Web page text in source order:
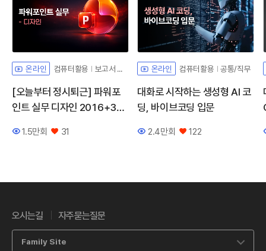
온라인 컴퓨터활용 보고서 디자인
[오늘부터 정시퇴근] 파워포
인트 실무 디자인 2016+36
조회수
1.5만회
좋아요
31
온라인 컴퓨터활용 공통/직무
대화로 시작하는 생성형 AI 코
딩, 바이브코딩 입문
조회수
2.4만회
좋아요
122
오시는길 자주묻는질문
Family Site